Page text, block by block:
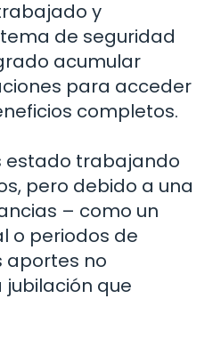
y
de seguridad
acumular
para acceder
completos.
estado trabajando
pero debido a una
– como un
o periodos de
aportes no
que